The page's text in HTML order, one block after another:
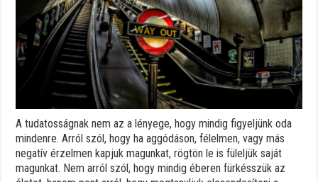
A tudatosságnak nem az a lényege, hogy mindig figyeljünk oda
mindenre. Arról szól, hogy ha aggódáson, félelmen, vagy más
negatív érzelmen kapjuk magunkat, rögtön le is füleljük saját
magunkat. Nem arról szól, hogy mindig éberen fürkésszük az